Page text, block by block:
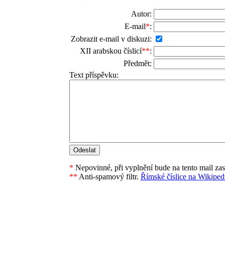
Autor:
E-mail*:
Zobrazit e-mail v diskuzi:
XII arabskou číslicí**:
Předmět:
Text příspěvku:
* Nepovinné, při vyplnění bude na tento mail
** Anti-spamový filtr. Římské číslice na